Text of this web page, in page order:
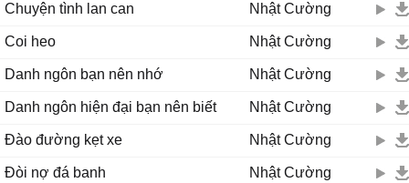
Chuyện tình lan can Nhật Cường
Coi heo Nhật Cường
Danh ngôn bạn nên nhớ Nhật Cường
Danh ngôn hiện đại bạn nên biết Nhật Cường
Đào đường kẹt xe Nhật Cường
Đòi nợ đá banh Nhật Cường